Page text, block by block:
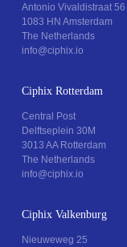
Antonio Vivaldistraat 56
1083 HN Amsterdam
The Netherlands
info@ciphix.io
Ciphix Rotterdam
Central Post
Delftseplein 30M
3013 AA Rotterdam
The Netherlands
info@ciphix.io
Ciphix Valkenburg
Nieuweweg 25